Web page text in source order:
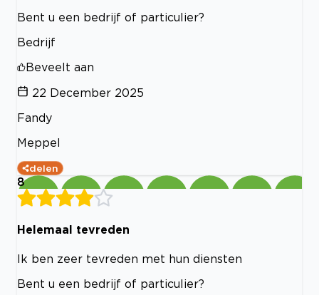
Bent u een bedrijf of particulier?
Bedrijf
Beveelt aan
22 December 2025
Fandy
Meppel
delen
8
Helemaal tevreden
Ik ben zeer tevreden met hun diensten
Bent u een bedrijf of particulier?